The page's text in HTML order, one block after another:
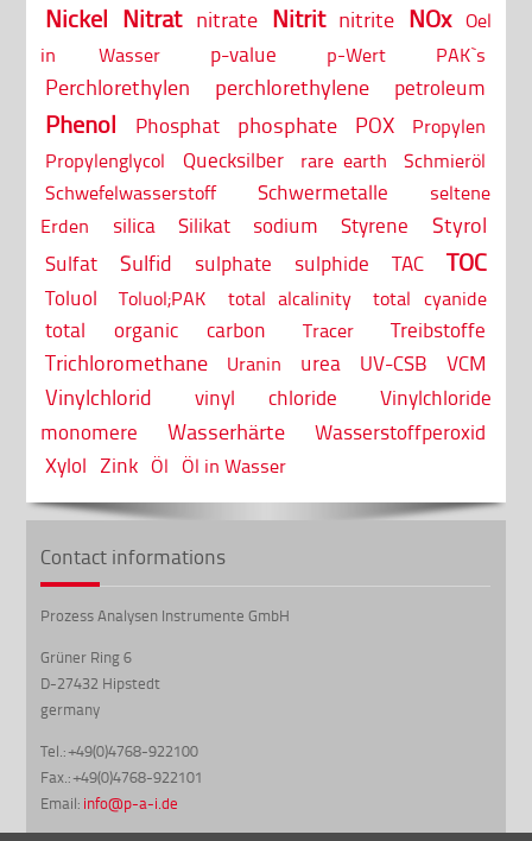
Nickel Nitrat nitrate Nitrit nitrite NOx Oel
in Wasser
p-value p-Wert PAK`s
Perchlorethylen perchlorethylene petroleum
Phenol Phosphat phosphate POX
Propylen
Propylenglycol
Quecksilber rare earth
Schmieröl
Schwefelwasserstoff
Schwermetalle
seltene
Erden
silica Silikat sodium Styrene Styrol
Sulfat Sulfid sulphate sulphide TAC TOC
Toluol Toluol;PAK total alcalinity total cyanide
total organic carbon Tracer Treibstoffe
Trichloromethane Uranin urea UV-CSB VCM
Vinylchlorid vinyl chloride
Vinylchloride
monomere
Wasserhärte
Wasserstoffperoxid
Xylol Zink Öl Öl in Wasser
Contact informations
Prozess Analysen Instrumente GmbH
Grüner Ring 6
D-27432 Hipstedt
germany
Tel.: +49(0)4768-922100
Fax.: +49(0)4768-922101
Email: info@p-a-i.de